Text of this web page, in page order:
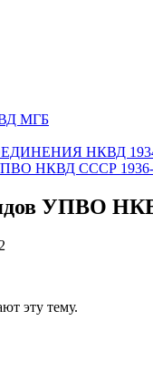
МГБ
НКВД
УПВО НКВД СССР
УПВО
эту тему.